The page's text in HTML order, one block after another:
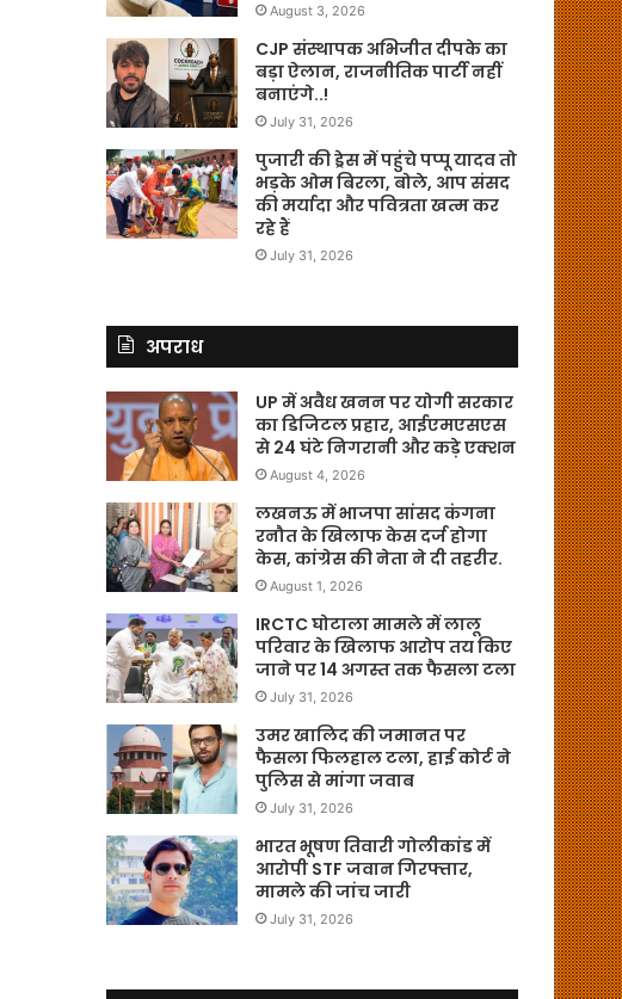
August 3, 2026
CJP संस्थापक अभिजीत दीपके का
बड़ा ऐलान, राजनीतिक पार्टी नहीं
बनाएंगे..!
July 31, 2026
पुजारी की ड्रेस में पहुंचे पप्पू यादव तो
भड़के ओम बिरला, बोले, आप संसद
की मर्यादा और पवित्रता खत्म कर
रहे हैं
July 31, 2026
अपराध
UP में अवैध खनन पर योगी सरकार
का डिजिटल प्रहार, आईएमएसएस
से 24 घंटे निगरानी और कड़े एक्शन
August 4, 2026
लखनऊ में भाजपा सांसद कंगना
रनौत के खिलाफ केस दर्ज होगा
केस, कांग्रेस की नेता ने दी तहरीर.
August 1, 2026
IRCTC घोटाला मामले में लालू
परिवार के खिलाफ आरोप तय किए
जाने पर 14 अगस्त तक फैसला टला
July 31, 2026
उमर खालिद की जमानत पर
फैसला फिलहाल टला, हाई कोर्ट ने
पुलिस से मांगा जवाब
July 31, 2026
भारत भूषण तिवारी गोलीकांड में
आरोपी STF जवान गिरफ्तार,
मामले की जांच जारी
July 31, 2026